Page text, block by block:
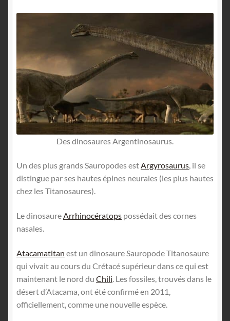
Des dinosaures Argentinosaurus.
Un des plus grands Sauropodes estArgyrosaurus, il se
distingue par ses hautes épines neurales (les plus hautes
chez les Titanosaures).
Le dinosaureArrhinocératops possédait des cornes
nasales.
Atacamatitan est un dinosaure Sauropode Titanosaure
qui vivait au cours du Crétacé supérieur dans ce qui est
maintenant le nord du Chili . Les fossiles, trouvés dans le
désert d’Atacama, ont été confirmé en 2011,
officiellement, comme une nouvelle espèce.